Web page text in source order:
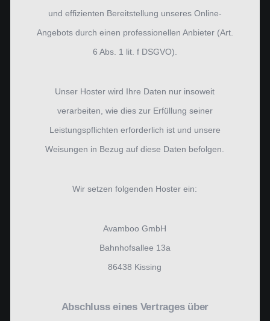
und effizienten Bereitstellung unseres Online-
Angebots durch einen professionellen Anbieter (Art.
6 Abs. 1 lit. f DSGVO).
Unser Hoster wird Ihre Daten nur insoweit
verarbeiten, wie dies zur Erfüllung seiner
Leistungspflichten erforderlich ist und unsere
Weisungen in Bezug auf diese Daten befolgen.
Wir setzen folgenden Hoster ein:
Avamboo GmbH
Bahnhofsallee 13a
86438 Kissing
Abschluss eines Vertrages über